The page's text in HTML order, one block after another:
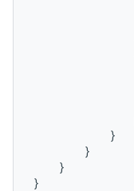
}
}
}
}